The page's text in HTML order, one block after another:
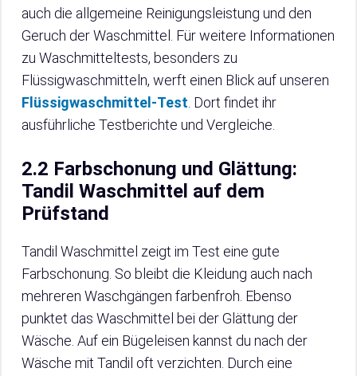
auch die allgemeine Reinigungsleistung und den
Geruch der Waschmittel. Für weitere Informationen
zu Waschmitteltests, besonders zu
Flüssigwaschmitteln, werft einen Blick auf unseren
Flüssigwaschmittel-Test . Dort findet ihr
ausführliche Testberichte und Vergleiche.
2.2 Farbschonung und Glättung:
Tandil Waschmittel auf dem
Prüfstand
Tandil Waschmittel zeigt im Test eine gute
Farbschonung. So bleibt die Kleidung auch nach
mehreren Waschgängen farbenfroh. Ebenso
punktet das Waschmittel bei der Glättung der
Wäsche. Auf ein Bügeleisen kannst du nach der
Wäsche mit Tandil oft verzichten. Durch eine